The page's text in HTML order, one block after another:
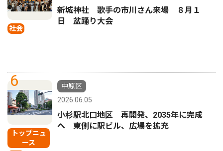
社会
新城神社 歌手の市川さん来場 ８月１
日 盆踊り大会
6
トップニュ
ース
中原区
2026.06.05
小杉駅北口地区 再開発、2035年に完成
へ 東側に駅ビル、広場を拡充